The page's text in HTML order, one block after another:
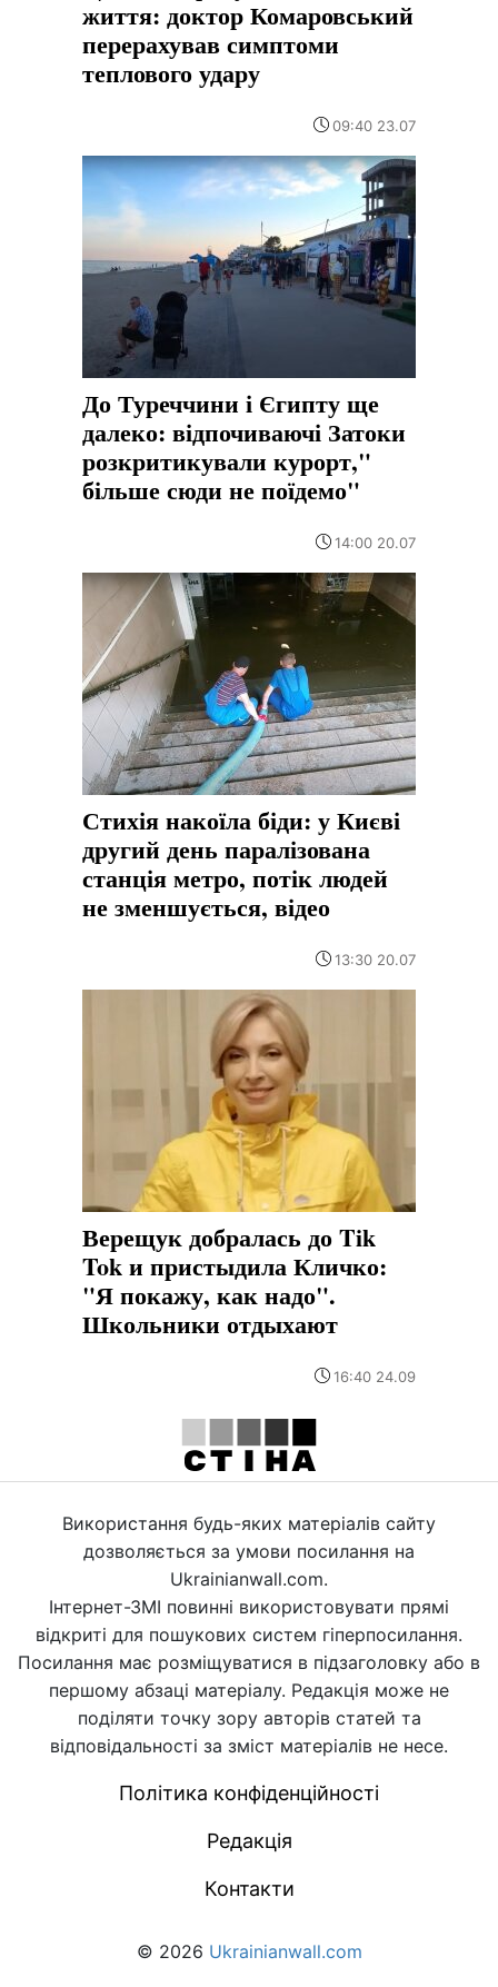
життя: доктор Комаровський
перерахував симптоми
теплового удару
09:40 23.07
До Туреччини і Єгипту ще
далеко: відпочиваючі Затоки
розкритикували курорт,"
більше сюди не поїдемо"
14:00 20.07
Стихія накоїла біди: у Києві
другий день паралізована
станція метро, потік людей
не зменшується, відео
13:30 20.07
Верещук добралась до Tik
Tok и пристыдила Кличко:
"Я покажу, как надо".
Школьники отдыхают
16:40 24.09
Використання будь-яких матеріалів сайту
дозволяється за умови посилання на
Ukrainianwall.com.
Інтернет-ЗМІ повинні використовувати прямі
відкриті для пошукових систем гіперпосилання.
Посилання має розміщуватися в підзаголовку або в
першому абзаці матеріалу. Редакція може не
поділяти точку зору авторів статей та
відповідальності за зміст матеріалів не несе.
Політика конфіденційності
Редакція
Контакти
© 2026 Ukrainianwall.com